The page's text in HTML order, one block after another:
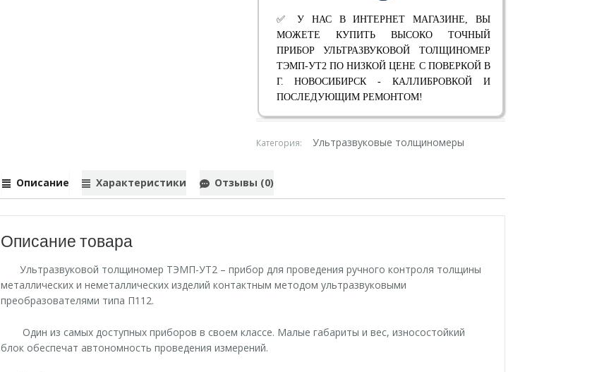
✅ У НАС В ИНТЕРНЕТ МАГАЗИНЕ, ВЫ
МОЖЕТЕ КУПИТЬ ВЫСОКО ТОЧНЫЙ
ПРИБОР УЛЬТРАЗВУКОВОЙ ТОЛЩИНОМЕР
ТЭМП-УТ2 ПО НИЗКОЙ ЦЕНЕ С ПОВЕРКОЙ В
Г. НОВОСИБИРСК - КАЛЛИБРОВКОЙ И
ПОСЛЕДУЮЩИМ РЕМОНТОМ!
Категория: Ультразвуковые толщиномеры
Описание Характеристики Отзывы (0)
Описание товара
Ультразвуковой толщиномер ТЭМП-УT2 – прибор для проведения ручного контроля толщины
металлических и неметаллических изделий контактным методом ультразвуковыми
преобразователями типа П112.
Один из самых доступных приборов в своем классе. Малые габариты и вес, износостойкий
блок обеспечат автономность проведения измерений.